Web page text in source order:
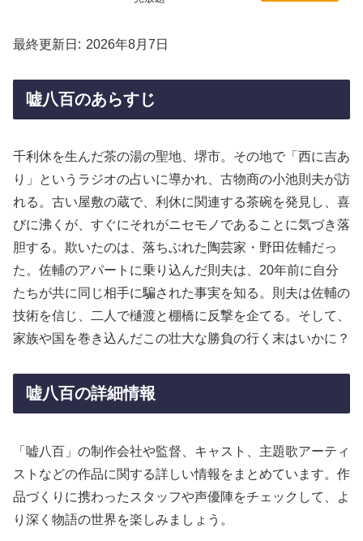
最終更新日 2026年8月7日
嘘八百のあらすじ
千利休を生んだ茶の湯の聖地、堺市。その地で「西に吉あ
り」というラジオの占いに導かれ、古物商の小池則夫が訪
れる。古い屋敷の蔵で、利休に関連する茶碗を発見し、喜
びに沸くが、すぐにそれがニセモノであることに気づき落
胆する。欺いたのは、落ちぶれた陶芸家・野田佐輔だっ
た。佐輔のアパートに乗り込んだ則夫は、20年前に自分
たちが共に同じ相手に騙された事実を知る。則夫は佐輔の
技術を信じ、二人で樋渡と棚橋に反撃を企てる。そして、
家族や国を巻き込んだこの壮大な勝負の行く末はいかに？
嘘八百の詳細情報
「嘘八百」の制作会社や監督、キャスト、主題歌アーティ
ストなどの作品に関する詳しい情報をまとめています。作
品づくりに携わったスタッフや声優陣をチェックして、よ
り深く物語の世界を楽しみましょう。